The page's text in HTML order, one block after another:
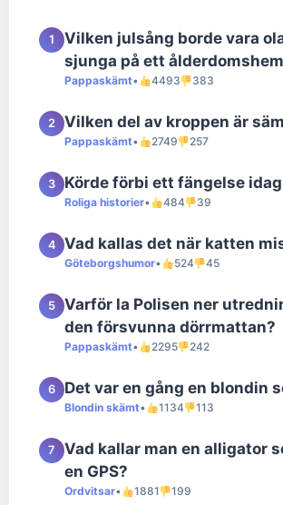
1
Vilken julsång borde vara
sjunga på ett
Pappaskämt• 4493 383
2 Vilken del av kroppen är
Pappaskämt• 2749 257
3 Körde förbi ett fängelse
Roliga historier• 484 39
4 Vad kallas det när katten
Göteborgshumor• 524 45
5
Varför la Polisen ner
den försvunna dörrmattan?
Pappaskämt• 2295 242
6 Det var en gång en blondin
Blondin skämt• 1134 113
7
Vad kallar man en alligator
en GPS?
Ordvitsar• 1881 199